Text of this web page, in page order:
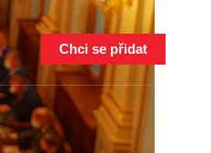
Chci se přidat